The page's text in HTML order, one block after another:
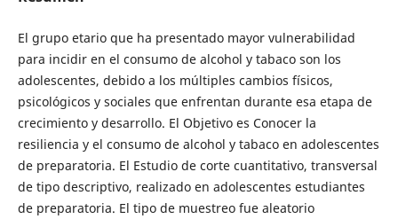
El grupo etario que ha presentado mayor vulnerabilidad
para incidir en el consumo de alcohol y tabaco son los
adolescentes, debido a los múltiples cambios físicos,
psicológicos y sociales que enfrentan durante esa etapa de
crecimiento y desarrollo. El Objetivo es Conocer la
resiliencia y el consumo de alcohol y tabaco en adolescentes
de preparatoria. El Estudio de corte cuantitativo, transversal
de tipo descriptivo, realizado en adolescentes estudiantes
de preparatoria. El tipo de muestreo fue aleatorio